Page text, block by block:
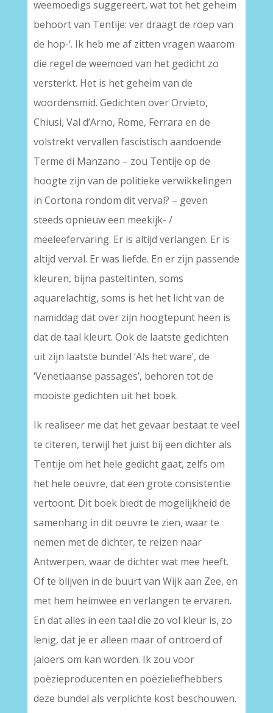
weemoedigs suggereert, wat tot het geheim
behoort van Tentije: ver draagt de roep van
de hop-‘. Ik heb me af zitten vragen waarom
die regel de weemoed van het gedicht zo
versterkt. Het is het geheim van de
woordensmid. Gedichten over Orvieto,
Chiusi, Val d’Arno, Rome, Ferrara en de
volstrekt vervallen fascistisch aandoende
Terme di Manzano – zou Tentije op de
hoogte zijn van de politieke verwikkelingen
in Cortona rondom dit verval? – geven
steeds opnieuw een meekijk- /
meeleefervaring. Er is altijd verlangen. Er is
altijd verval. Er was liefde. En er zijn passende
kleuren, bijna pasteltinten, soms
aquarelachtig, soms is het het licht van de
namiddag dat over zijn hoogtepunt heen is
dat de taal kleurt. Ook de laatste gedichten
uit zijn laatste bundel ‘Als het ware’, de
‘Venetiaanse passages’, behoren tot de
mooiste gedichten uit het boek.
Ik realiseer me dat het gevaar bestaat te veel
te citeren, terwijl het juist bij een dichter als
Tentije om het hele gedicht gaat, zelfs om
het hele oeuvre, dat een grote consistentie
vertoont. Dit boek biedt de mogelijkheid de
samenhang in dit oeuvre te zien, waar te
nemen met de dichter, te reizen naar
Antwerpen, waar de dichter wat mee heeft.
Of te blijven in de buurt van Wijk aan Zee, en
met hem heimwee en verlangen te ervaren.
En dat alles in een taal die zo vol kleur is, zo
lenig, dat je er alleen maar of ontroerd of
jaloers om kan worden. Ik zou voor
poëzieproducenten en poëzieliefhebbers
deze bundel als verplichte kost beschouwen.